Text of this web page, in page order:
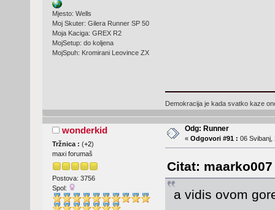
Mjesto: Wells
Moj Skuter: Gilera Runner SP 50
Moja Kaciga: GREX R2
MojSetup: do koljena
MojSpuh: Kromirani Leovince ZX
Demokracija je kada svatko kaze
wonderkid
Tržnica : (+2)
maxi forumaš
Postova: 3756
Spol:
Odg: Runner
« Odgovori #91 : 06 Svibanj,
Citat:
a vidis ovom